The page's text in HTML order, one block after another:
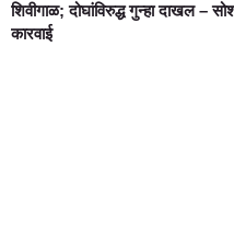
शिवीगाळ; दोघांविरुद्ध गुन्हा दाखल –
कारवाई